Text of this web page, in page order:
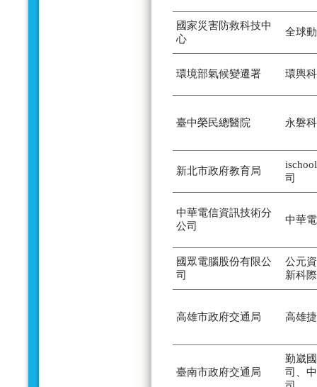
國家災害防救科技中
心
全球
環境部氣候變遷署 環輿
臺中榮民總醫院 永磐
新北市政府教育局
司
中華電信資訊技術分
公司
中華
國眾電腦股份有限公
司
公元
新科
高雄市政府交通局 高雄
臺南市政府交通局
勤崴
司、